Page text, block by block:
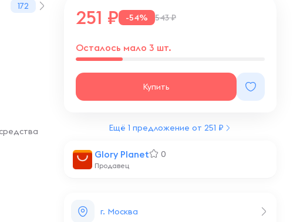
172
Glory Planet 0
Продавец
251 -54% 543 ₽
Осталось мало 3 шт.
Купить
г. Москва
Ещё 1 предложение от 251 ₽